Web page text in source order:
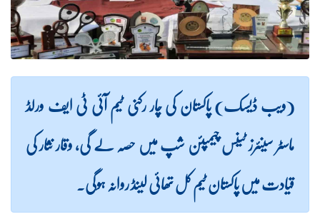
(ویب ڈیسک) پاکستان کی چار رکنی ٹیم آئی ٹی ایف ورلڈ
ماسٹر سینئرز ٹینس چیمپئن شپ میں حصہ لے گی، وقار نثار کی
قیادت میں پاکستان ٹیم کل تھائی لینڈ روانہ ہوگی۔